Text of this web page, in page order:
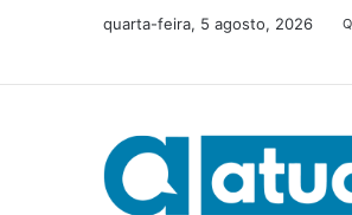
quarta-feira, 5 agosto, 2026